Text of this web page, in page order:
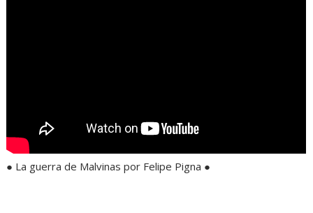
● La guerra de Malvinas por Felipe Pigna ●